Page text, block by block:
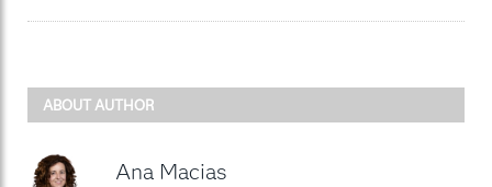
ABOUT AUTHOR
Ana Macias